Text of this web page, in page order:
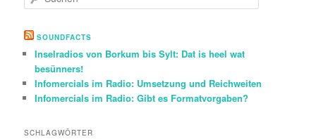
u
h
SOUNDFACTS
Inselradios von Borkum bis Sylt: Dat is heel wat
besünners!
Infomercials im Radio: Umsetzung und Reichweiten
Infomercials im Radio: Gibt es Formatvorgaben?
SCHLAGWÖRTER